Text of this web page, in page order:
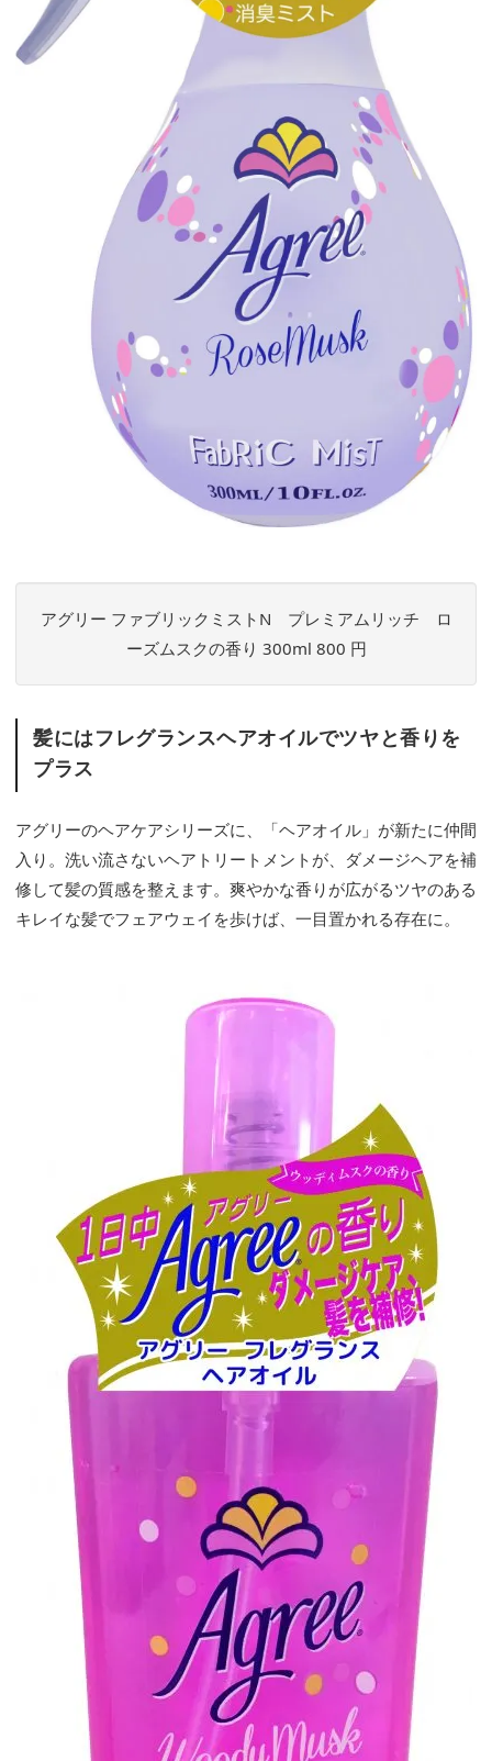
アグリー ファブリックミストN プレミアムリッチ ロ
ーズムスクの香り 300ml 800 円
髪にはフレグランスヘアオイルでツヤと香りを
プラス
アグリーのヘアケアシリーズに、「ヘアオイル」が新たに仲間
入り。洗い流さないヘアトリートメントが、ダメージヘアを補
修して髪の質感を整えます。爽やかな香りが広がるツヤのある
キレイな髪でフェアウェイを歩けば、一目置かれる存在に。